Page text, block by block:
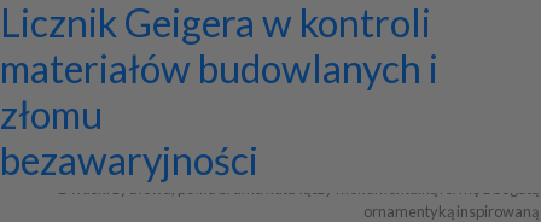
+ Dodaj firmę
Ekskluzywne ogrodzenia z
pałacowym rozmachem
Dwuskrzydłowa, pełna brama kuta łączy monumentalną formę z bogatą
ornamentyką inspirowaną
Program do projektowania
wentylacji mechanicznej
Jak zaprojektować ścianę
telewizyjną, która pasuje do
całej aranżacji?
Systemy zamocowań dachów
płaskich i skośnych oraz lekkiej
obudowy firmy ETANCO
Dom z prefabrykatów opinie –
co naprawdę warto ocenić przed
budową?
Nowoczesne bramy przesuwne:
wyznaczniki trwałości,
bezpieczeństwa i
bezawaryjności
Jak dobrać maskownicę
karnisza? Praktyczny poradnik
Licznik Geigera w kontroli
materiałów budowlanych i
złomu